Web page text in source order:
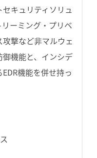
キュリティソリュ
ーミング・プリベ
撃など非マルウェ
機能と、インシデ
機能を併せ持っ